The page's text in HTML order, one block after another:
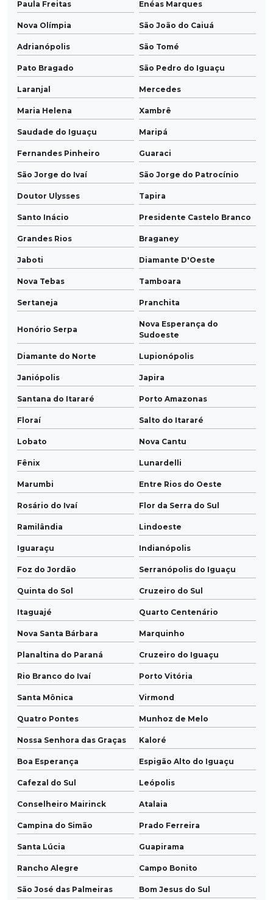
Paula Freitas Enéas Marques
Nova Olímpia São João do Caiuá
Adrianópolis São Tomé
Pato Bragado São Pedro do Iguaçu
Laranjal Mercedes
Maria Helena Xambrê
Saudade do Iguaçu Maripá
Fernandes Pinheiro Guaraci
São Jorge do Ivaí São Jorge do Patrocínio
Doutor Ulysses Tapira
Santo Inácio Presidente Castelo Branco
Grandes Rios Braganey
Jaboti Diamante D'Oeste
Nova Tebas Tamboara
Sertaneja Pranchita
Honório Serpa
Nova Esperança do
Sudoeste
Diamante do Norte Lupionópolis
Janiópolis Japira
Santana do Itararé Porto Amazonas
Floraí Salto do Itararé
Lobato Nova Cantu
Fênix Lunardelli
Marumbi Entre Rios do Oeste
Rosário do Ivaí Flor da Serra do Sul
Ramilândia Lindoeste
Iguaraçu Indianópolis
Foz do Jordão Serranópolis do Iguaçu
Quinta do Sol Cruzeiro do Sul
Itaguajé Quarto Centenário
Nova Santa Bárbara Marquinho
Planaltina do Paraná Cruzeiro do Iguaçu
Rio Branco do Ivaí Porto Vitória
Santa Mônica Virmond
Quatro Pontes Munhoz de Melo
Nossa Senhora das Graças Kaloré
Boa Esperança Espigão Alto do Iguaçu
Cafezal do Sul Leópolis
Conselheiro Mairinck Atalaia
Campina do Simão Prado Ferreira
Santa Lúcia Guapirama
Rancho Alegre Campo Bonito
São José das Palmeiras Bom Jesus do Sul